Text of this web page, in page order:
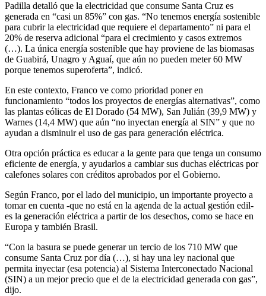
Padilla detalló que la electricidad que consume Santa Cruz es
generada en “casi un 85%” con gas. “No tenemos energía sostenible
para cubrir la electricidad que requiere el departamento” ni para el
20% de reserva adicional “para el crecimiento y casos extremos
(…). La única energía sostenible que hay proviene de las biomasas
de Guabirá, Unagro y Aguaí, que aún no pueden meter 60 MW
porque tenemos superoferta”, indicó.
En este contexto, Franco ve como prioridad poner en
funcionamiento “todos los proyectos de energías alternativas”, como
las plantas eólicas de El Dorado (54 MW), San Julián (39,9 MW) y
Warnes (14,4 MW) que aún “no inyectan energía al SIN” y que no
ayudan a disminuir el uso de gas para generación eléctrica.
Otra opción práctica es educar a la gente para que tenga un consumo
eficiente de energía, y ayudarlos a cambiar sus duchas eléctricas por
calefones solares con créditos aprobados por el Gobierno.
Según Franco, por el lado del municipio, un importante proyecto a
tomar en cuenta -que no está en la agenda de la actual gestión edil-
es la generación eléctrica a partir de los desechos, como se hace en
Europa y también Brasil.
“Con la basura se puede generar un tercio de los 710 MW que
consume Santa Cruz por día (…), si hay una ley nacional que
permita inyectar (esa potencia) al Sistema Interconectado Nacional
(SIN) a un mejor precio que el de la electricidad generada con gas”,
dijo.